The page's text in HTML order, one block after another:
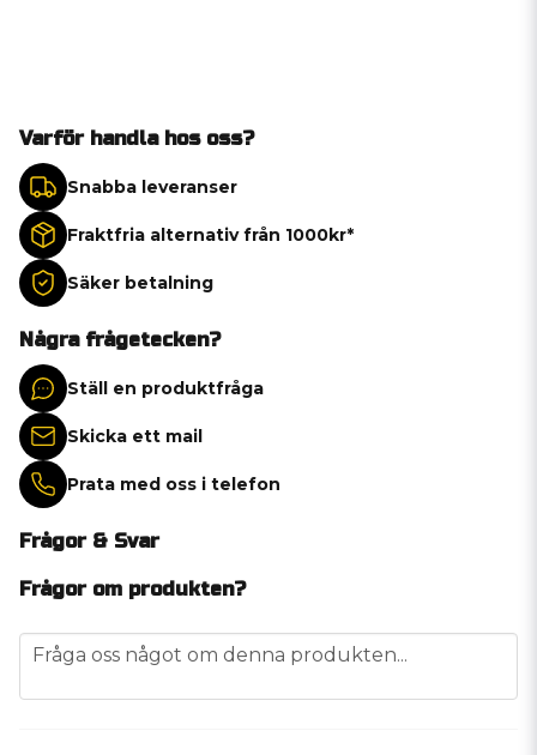
Varför handla hos oss?
Snabba leveranser
Fraktfria alternativ från 1000kr*
Säker betalning
Några frågetecken?
Ställ en produktfråga
Skicka ett mail
Prata med oss i telefon
Frågor & Svar
Frågor om produkten?
question
Fråga oss något om denna produkten...